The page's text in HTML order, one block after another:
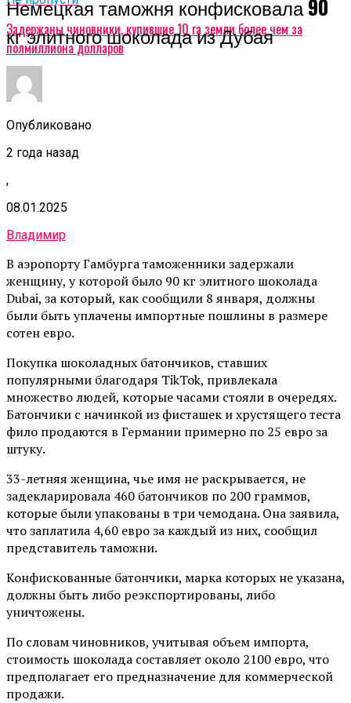
Задержаны чиновники, купившие 10 га земли более чем за
полмиллиона долларов
Немецкая таможня конфисковала 90
кг элитного шоколада из Дубая
Опубликовано
2 года назад
,
08.01.2025
Владимир
В аэропорту Гамбурга таможенники задержали
женщину, у которой было 90 кг элитного шоколада
Dubai, за который, как сообщили 8 января, должны
были быть уплачены импортные пошлины в размере
сотен евро.
Покупка шоколадных батончиков, ставших
популярными благодаря TikTok, привлекала
множество людей, которые часами стояли в очередях.
Батончики с начинкой из фисташек и хрустящего теста
фило продаются в Германии примерно по 25 евро за
штуку.
33-летняя женщина, чье имя не раскрывается, не
задекларировала 460 батончиков по 200 граммов,
которые были упакованы в три чемодана. Она заявила,
что заплатила 4,60 евро за каждый из них, сообщил
представитель таможни.
Конфискованные батончики, марка которых не указана,
должны быть либо реэкспортированы, либо
уничтожены.
По словам чиновников, учитывая объем импорта,
стоимость шоколада составляет около 2100 евро, что
предполагает его предназначение для коммерческой
продажи.